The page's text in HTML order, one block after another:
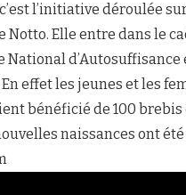
l’initiative déroulée
Notto. Elle entre dans le
National d’Autosuffisance
En effet les jeunes et les
bénéficié de 100 brebis
naissances ont